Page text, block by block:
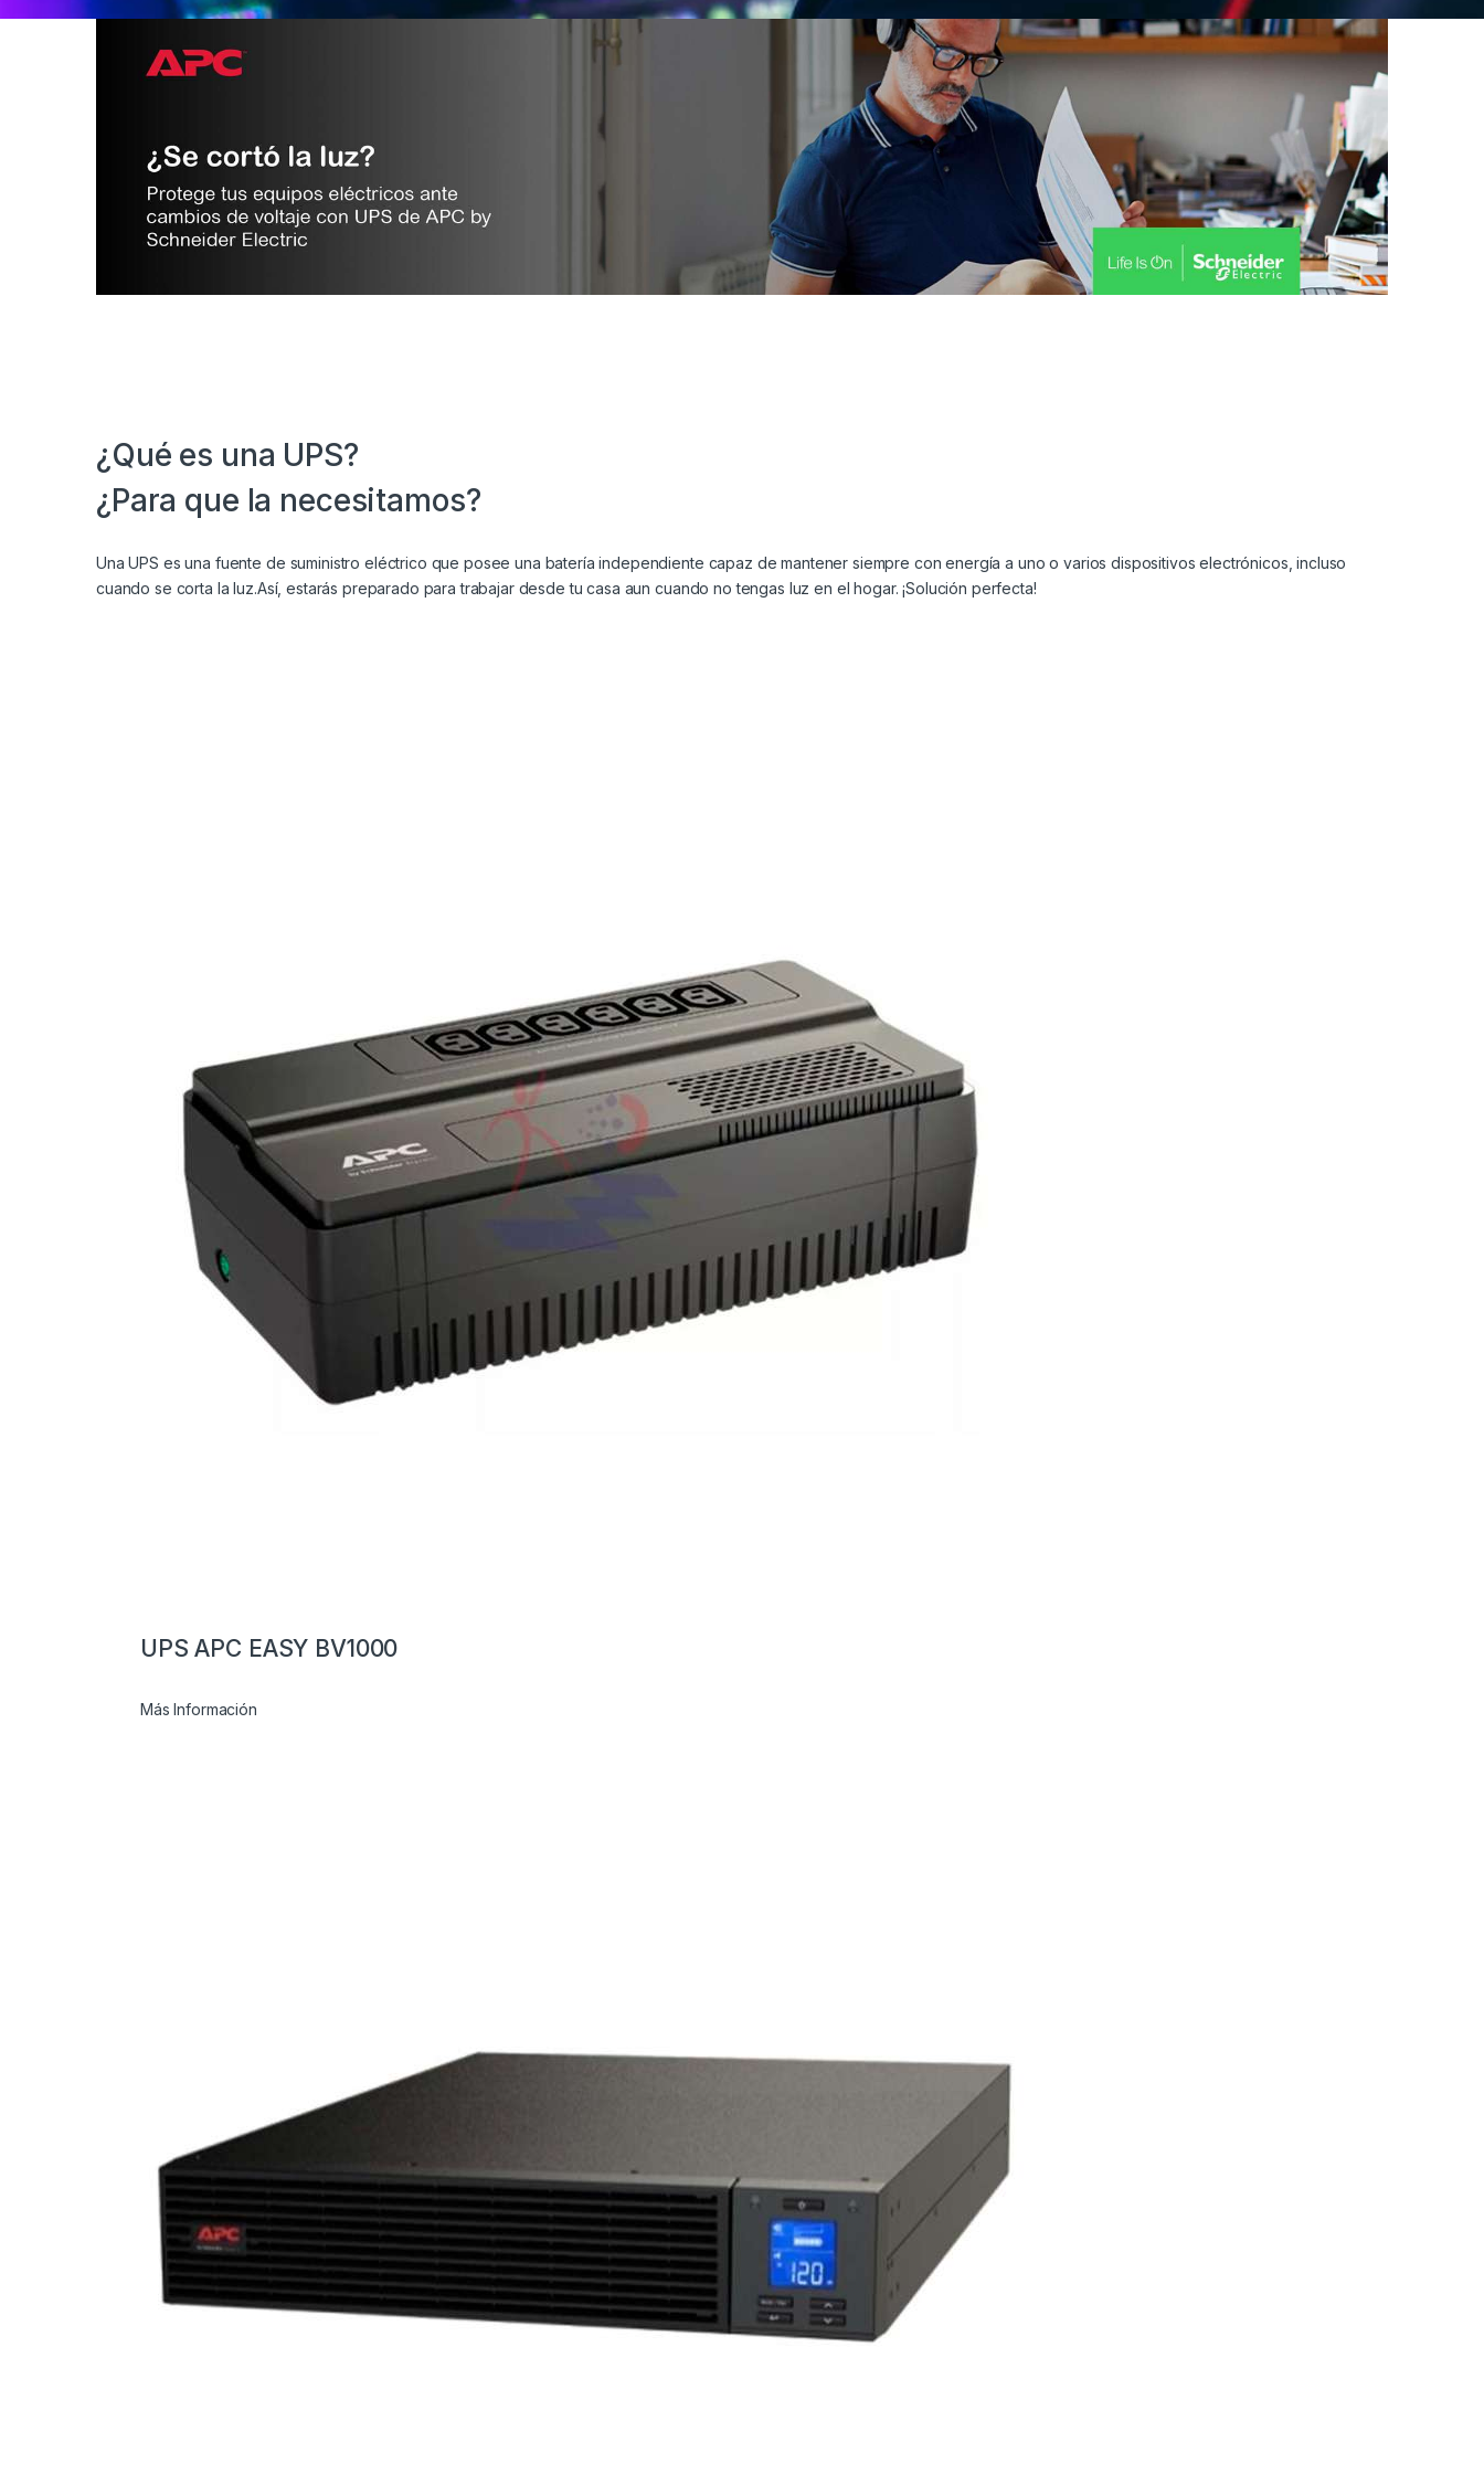
¿Qué es una UPS?
¿Para que la necesitamos?
Una UPS es una fuente de suministro eléctrico que posee una batería independiente capaz de mantener siempre con energía a uno o varios dispositivos electrónicos, incluso
cuando se corta la luz.Así, estarás preparado para trabajar desde tu casa aun cuando no tengas luz en el hogar. ¡Solución perfecta!
UPS APC EASY BV1000
Más Información